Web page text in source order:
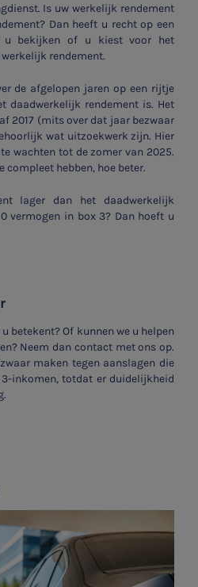
VINDEN
Is uw werkelijk rendement
Dan heeft u recht op een
u bekijken of u kiest voor het
rendement.
de afgelopen jaren op een rijtje
daadwerkelijk rendement is. Het
2017 (mits over dat jaar bezwaar
wat uitzoekwerk zijn. Hier
wachten tot de zomer van 2025.
compleet hebben, hoe beter.
lager dan het daadwerkelijk
vermogen in box 3? Dan hoeft u
betekent? Of kunnen we u helpen
Neem dan contact met ons op.
maken tegen aanslagen die
inkomen, totdat er duidelijkheid